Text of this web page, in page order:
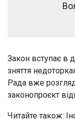
Закон вступає в
зняття
Рада вже
законопроєкт
Читайте також: